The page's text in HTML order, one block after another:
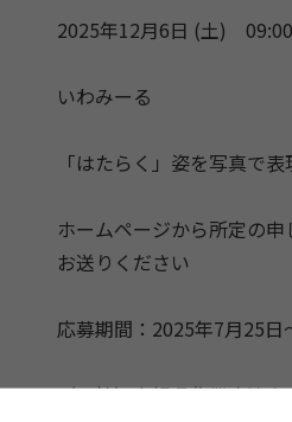
2025年12月6日 (土)
いわみーる
「はたらく」姿を写真で
ホームページから所定の
お送りください
応募期間：2025年7月25日
（一社）島根県作業療法士